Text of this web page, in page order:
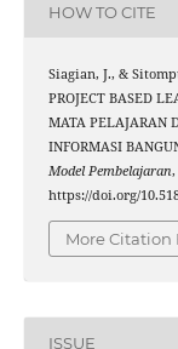
HOW TO CITE
Siagian, J., &
PROJECT BASED
MATA PELAJARAN
INFORMASI
Model Pembelajaran,
https://doi.org/
More Citation
ISSUE